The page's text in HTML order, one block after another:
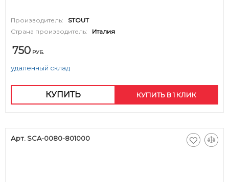
Производитель:
STOUT
Страна производитель:
Италия
750 РУБ.
удаленный склад
КУПИТЬ КУПИТЬ В 1 КЛИК
Арт. SCA-0080-801000